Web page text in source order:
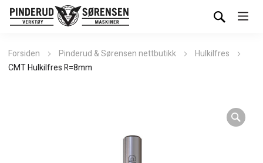
Forsiden Pinderud & Sørensen nettbutikk
Hulkilfres
CMT Hulkilfres R=8mm